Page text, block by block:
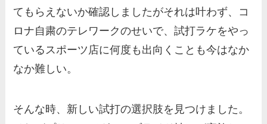
てもらえないか確認しましたがそれは叶わず、コ
ロナ自粛のテレワークのせいで、試打ラケをやっ
ているスポーツ店に何度も出向くことも今はなか
なか難しい。
そんな時、新しい試打の選択肢を見つけました。